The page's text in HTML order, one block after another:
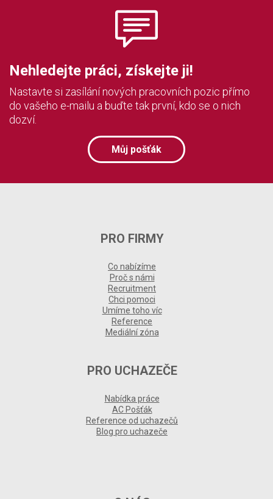
Nehledejte práci, získejte ji!
Nastavte si zasílání nových pracovních pozic přímo
do vašeho e-mailu a buďte tak první, kdo se o nich
dozví.
Můj pošťák
PRO FIRMY
Co nabízíme
Proč s námi
Recruitment
Chci pomoci
Umíme toho víc
Reference
Mediální zóna
PRO UCHAZEČE
Nabídka práce
AC Pošťák
Reference od uchazečů
Blog pro uchazeče